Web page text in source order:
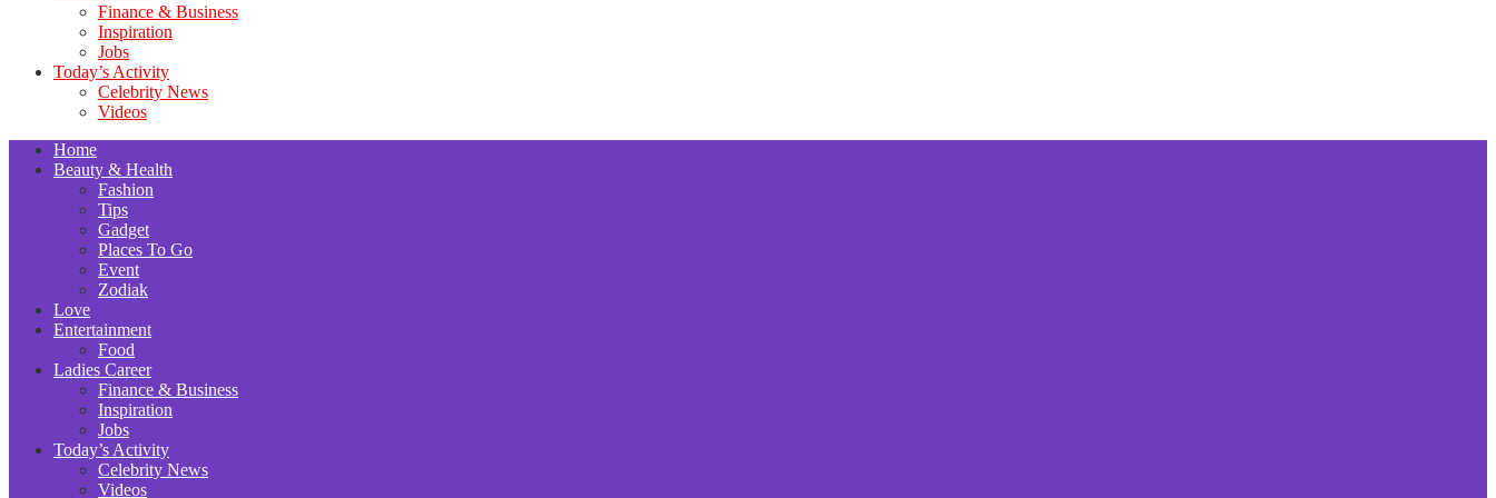
Finance & Business
Inspiration
Jobs
Today’s Activity
Celebrity News
Videos
Home
Beauty & Health
Fashion
Tips
Gadget
Places To Go
Event
Zodiak
Love
Entertainment
Food
Ladies Career
Finance & Business
Inspiration
Jobs
Today’s Activity
Celebrity News
Videos